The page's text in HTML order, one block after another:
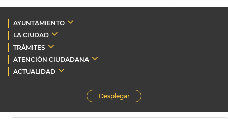
AYUNTAMIENTO
LA CIUDAD
TRÁMITES
ATENCIÓN CIUDADANA
ACTUALIDAD
Desplegar